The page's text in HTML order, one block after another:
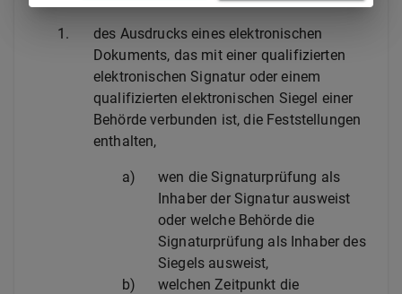
1.
des Ausdrucks eines elektronischen
Dokuments, das mit einer qualifizierten
elektronischen Signatur oder einem
qualifizierten elektronischen Siegel einer
Behörde verbunden ist, die Feststellungen
enthalten,
a)
wen die Signaturprüfung als
Inhaber der Signatur ausweist
oder welche Behörde die
Signaturprüfung als Inhaber des
Siegels ausweist,
b)
welchen Zeitpunkt die